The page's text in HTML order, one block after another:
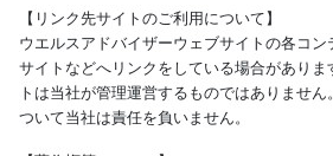
【リンク先サイトのご利用について】
ウエルスアドバイザーウェブサイトの各コ
サイトなどへリンクをしている場合があり
トは当社が管理運営するものではありませ
ついて当社は責任を負いません。